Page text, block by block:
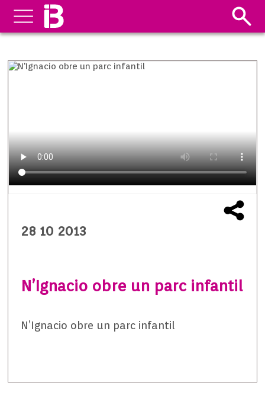
28 10 2013
N’Ignacio obre un parc infantil
N’Ignacio obre un parc infantil